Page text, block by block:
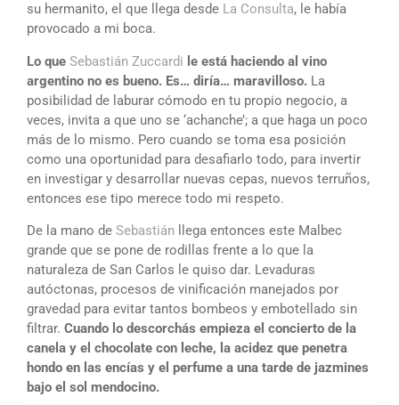
su hermanito, el que llega desde La Consulta, le había
provocado a mi boca.
Lo que Sebastián Zuccardi le está haciendo al vino
argentino no es bueno. Es… diría… maravilloso. La
posibilidad de laburar cómodo en tu propio negocio, a
veces, invita a que uno se ‘achanche’; a que haga un poco
más de lo mismo. Pero cuando se toma esa posición
como una oportunidad para desafiarlo todo, para invertir
en investigar y desarrollar nuevas cepas, nuevos terruños,
entonces ese tipo merece todo mi respeto.
De la mano de Sebastián llega entonces este Malbec
grande que se pone de rodillas frente a lo que la
naturaleza de San Carlos le quiso dar. Levaduras
autóctonas, procesos de vinificación manejados por
gravedad para evitar tantos bombeos y embotellado sin
filtrar. Cuando lo descorchás empieza el concierto de la
canela y el chocolate con leche, la acidez que penetra
hondo en las encías y el perfume a una tarde de jazmines
bajo el sol mendocino.